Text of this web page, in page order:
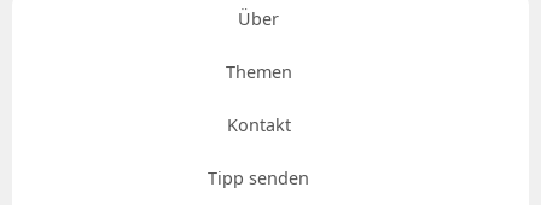
Über
Themen
Kontakt
Tipp senden